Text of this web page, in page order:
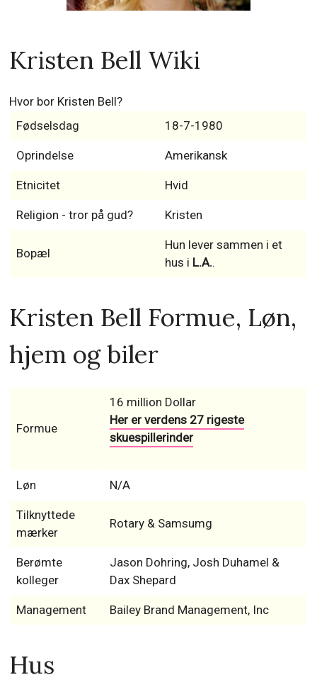
Kristen Bell Wiki
Hvor bor Kristen Bell?
Fødselsdag
18-7-1980
Oprindelse Amerikansk
Etnicitet Hvid
Religion - tror på gud? Kristen
Bopæl
Hun lever sammen i et
hus i L.A..
Kristen Bell Formue, Løn,
hjem og biler
Formue
16 million Dollar
Her er verdens 27 rigeste
skuespillerinder
Løn N/A
Tilknyttede
mærker
Rotary & Samsumg
Berømte
kolleger
Jason Dohring, Josh Duhamel &
Dax Shepard
Management Bailey Brand Management, Inc
Hus